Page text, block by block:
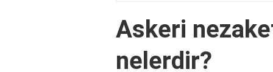
Askeri
nelerdir?